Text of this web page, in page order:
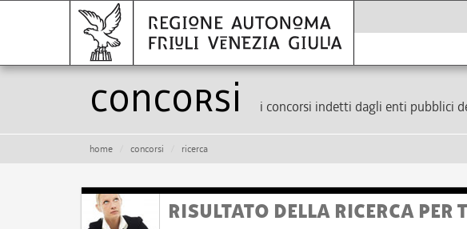
Concorsi i concorsi indetti dagli enti pubblici
home concorsi ricerca
RISULTATO DELLA RICERCA PER